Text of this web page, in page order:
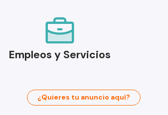
Empleos y Servicios
¿Quieres tu anuncio aquí?